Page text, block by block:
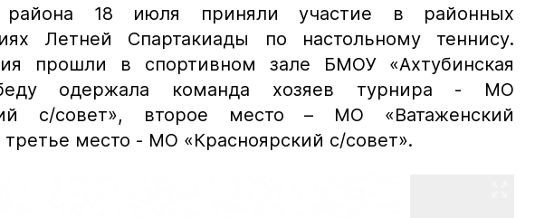
района 18 июля приняли участие в районных
Летней Спартакиады по настольному теннису.
прошли в спортивном зале БМОУ «Ахтубинская
одержала команда хозяев турнира - МО
с/совет», второе место – МО «Ватаженский
третье место - МО «Красноярский с/совет».